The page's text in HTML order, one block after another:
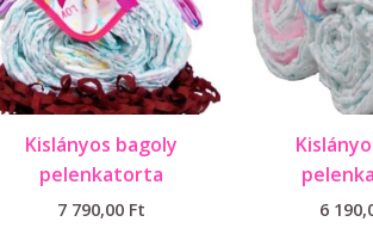
Kislányos bagoly
pelenkatorta
7 790,00 Ft 6